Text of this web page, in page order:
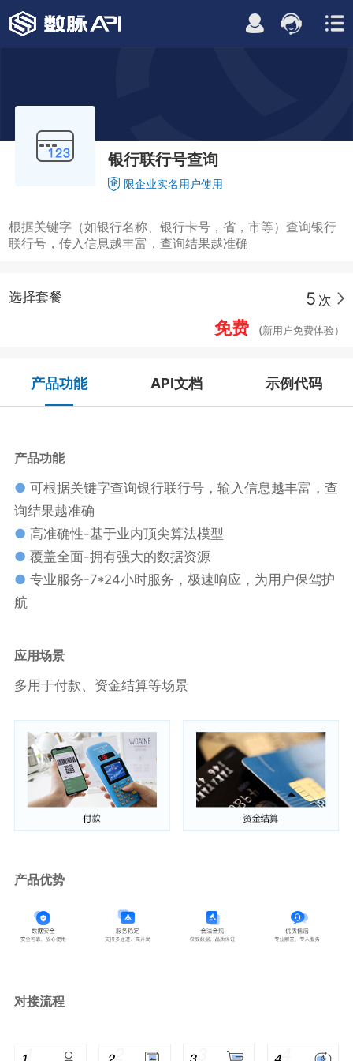
银行联行号查询
限企业实名用户使用
根据关键字（如银行名称、银行卡号，省，市等）查询银行
联行号，传入信息越丰富，查询结果越准确
选择套餐 5 次
免费 (新用户免费体验）
产品功能 API文档 示例代码
产品功能
● 可根据关键字查询银行联行号，输入信息越丰富，查
询结果越准确
● 高准确性-基于业内顶尖算法模型
● 覆盖全面-拥有强大的数据资源
● 专业服务-7*24小时服务，极速响应，为用户保驾护
航
应用场景
多用于付款、资金结算等场景
产品优势
对接流程